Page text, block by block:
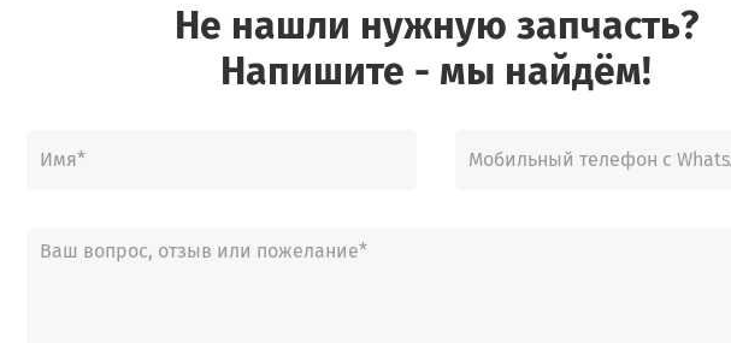
Не нашли нужную запчасть?
Напишите - мы найдём!